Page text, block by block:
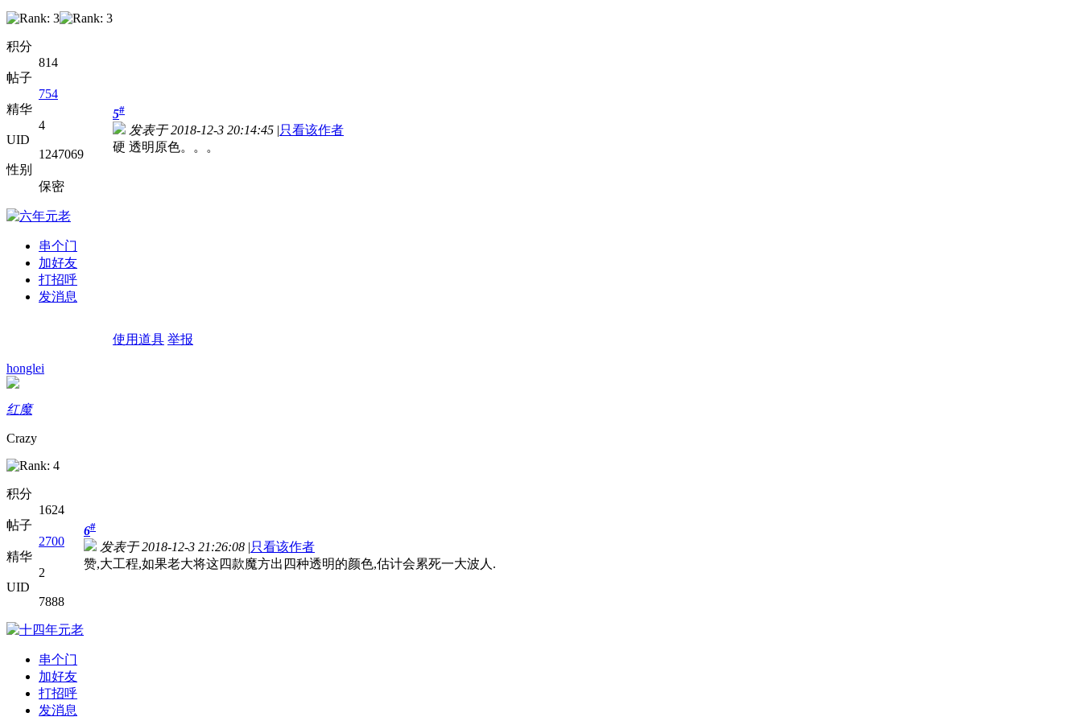
积分
814
帖子
754
精华
4
UID
1247069
性别
保密
串个门
加好友
打招呼
发消息
5#
发表于 2018-12-3 20:14:45 |只看该作者
硬 透明原色。。。
使用道具 举报
honglei
红魔
Crazy
积分
1624
帖子
2700
精华
2
UID
7888
串个门
加好友
打招呼
发消息
6#
发表于 2018-12-3 21:26:08 |只看该作者
赞,大工程,如果老大将这四款魔方出四种透明的颜色,估计会累死一大波人.